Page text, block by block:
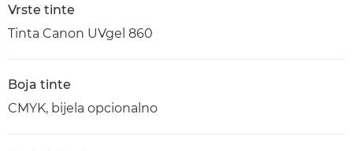
Vrste tinte
Tinta Canon UVgel 860
Boja tinte
CMYK, bijela opcionalno